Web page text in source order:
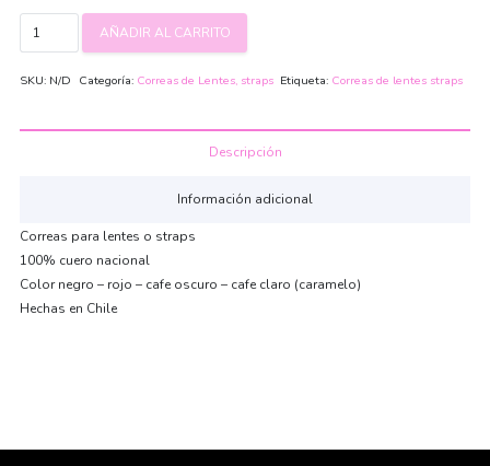
para
cantidad
AÑADIR AL CARRITO
SKU: N/D Categoría: Correas de Lentes, straps Etiqueta: Correas de lentes straps
Descripción
Información adicional
Correas para lentes o straps
100% cuero nacional
Color negro – rojo – cafe oscuro – cafe claro (caramelo)
Hechas en Chile